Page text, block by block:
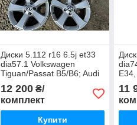
Диски 5.112 r16 6.5j et33
dia57.1 Volkswagen
Tiguan/Passat B5/B6; Audi
12 200₴/
комплект
Купити
T5/
11